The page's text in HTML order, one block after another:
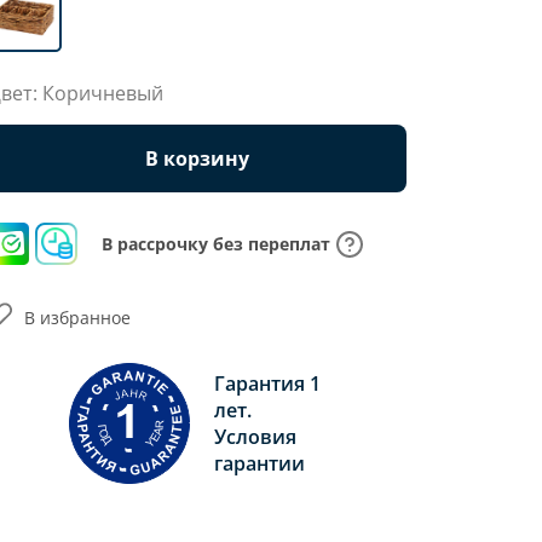
Коричневый
В корзину
В рассрочку без переплат
Гарантия 1
лет.
Условия
гарантии
В избранное